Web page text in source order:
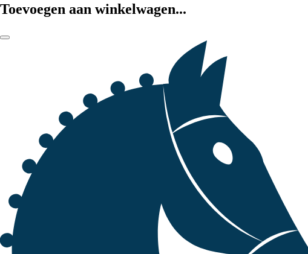
Toevoegen aan winkelwagen...